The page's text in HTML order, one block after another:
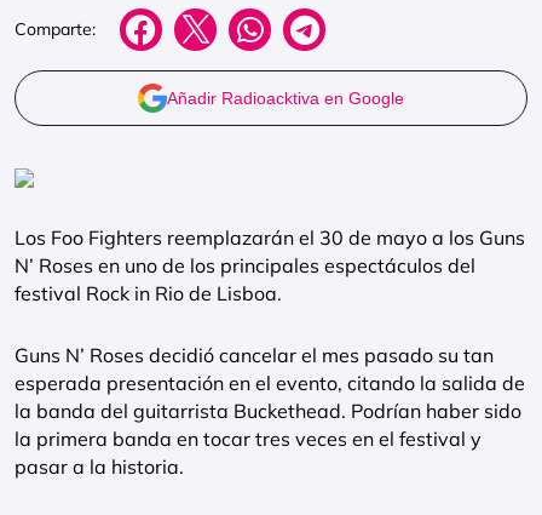
Comparte:
Añadir Radioacktiva en Google
Los Foo Fighters reemplazarán el 30 de mayo a los Guns
N’ Roses en uno de los principales espectáculos del
festival Rock in Rio de Lisboa.
Guns N’ Roses decidió cancelar el mes pasado su tan
esperada presentación en el evento, citando la salida de
la banda del guitarrista Buckethead. Podrían haber sido
la primera banda en tocar tres veces en el festival y
pasar a la historia.